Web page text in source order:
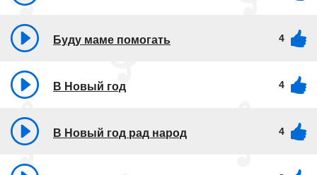
Буду маме помогать 4
В Новый год 4
В Новый год рад народ 4